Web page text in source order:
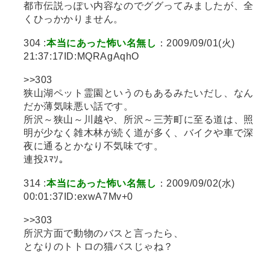
都市伝説っぽい内容なのでググってみましたが、全
くひっかかりません。
304 :本当にあった怖い名無し ：2009/09/01(火)
21:37:17ID:MQRAgAqhO
>>303
狭山湖ペット霊園というのもあるみたいだし、なん
だか薄気味悪い話です。
所沢～狭山～川越や、所沢～三芳町に至る道は、照
明が少なく雑木林が続く道が多く、バイクや車で深
夜に通るとかなり不気味です。
連投ｽﾏｿ。
314 :本当にあった怖い名無し ：2009/09/02(水)
00:01:37ID:exwA7Mv+0
>>303
所沢方面で動物のバスと言ったら、
となりのトトロの猫バスじゃね？